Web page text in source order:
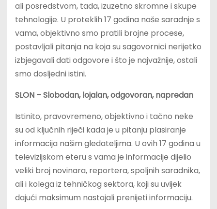
ali posredstvom, tada, izuzetno skromne i skupe
tehnologije. U proteklih 17 godina naše saradnje s
vama, objektivno smo pratili brojne procese,
postavljali pitanja na koja su sagovornici nerijetko
izbjegavali dati odgovore i što je najvažnije, ostali
smo dosljedni istini.
SLON – Slobodan, lojalan, odgovoran, napredan
Istinito, pravovremeno, objektivno i tačno neke
su od ključnih riječi kada je u pitanju plasiranje
informacija našim gledateljima. U ovih 17 godina u
televizijskom eteru s vama je informacije dijelio
veliki broj novinara, reportera, spoljnih saradnika,
ali i kolega iz tehničkog sektora, koji su uvijek
dajući maksimum nastojali prenijeti informaciju.